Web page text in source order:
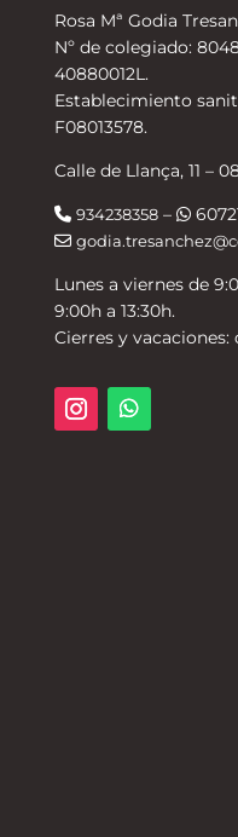
Rosa Mª Godia
Nº de colegiado:
40880012L.
Establecimiento
F08013578.
Calle de Llança, 11 –
934238358–
Lunes a viernes de
9:00h a 13:30h.
Cierres y